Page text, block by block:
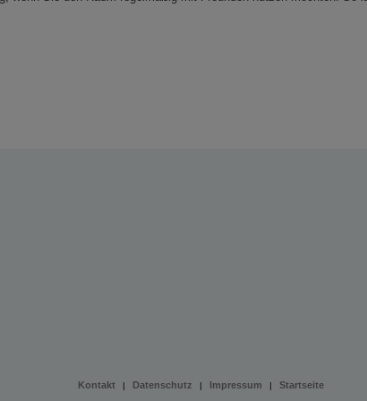
Kontakt | Datenschutz | Impressum | Startseite